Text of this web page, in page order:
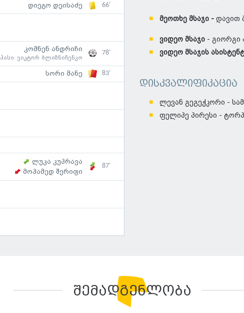
დიეგო დეისაძე 66'
კომნენ ანდრიჩი
პასი: ვიკტორ ბლიზნიჩენკო
78'
სორი მანე 83'
ლუკა კუპრავა
მოჰამედ შერიფი
87'
მეოთხე მსაჯი - დავით
ვიდეო მსაჯი - გიორგი
ვიდეო მსაჯის
დისკვალიფიკაცია
ლევან გეგეჭკორი -
ფელიპე პირესი -
შემადგენლობა